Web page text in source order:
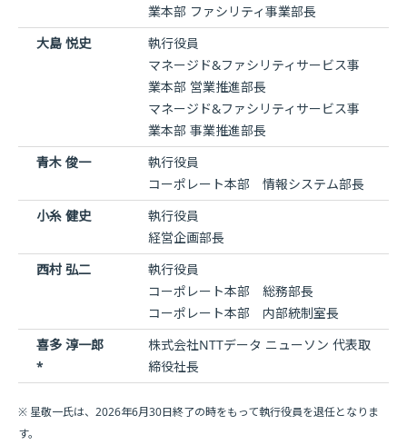
業本部 ファシリティ事業部長
大島 悦史
執行役員
マネージド&ファシリティサービス事
業本部 営業推進部長
マネージド&ファシリティサービス事
業本部 事業推進部長
青木 俊一
執行役員
コーポレート本部 情報システム部長
小糸 健史
執行役員
経営企画部長
西村 弘二
執行役員
コーポレート本部 総務部長
コーポレート本部 内部統制室長
喜多 淳一郎
*
株式会社NTTデータ ニューソン 代表取
締役社長
※ 星敬一氏は、2026年6月30日終了の時をもって執行役員を退任となりま
す。